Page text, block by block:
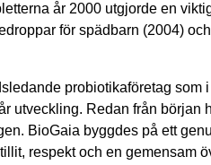
år 2000 utgjorde en
för spädbarn (2004)
probiotikaföretag som
utveckling. Redan från början
BioGaia byggdes på ett
respekt och en gemensam